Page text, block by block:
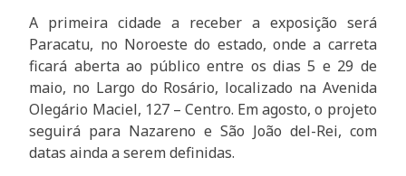
A primeira cidade a receber a exposição será
Paracatu, no Noroeste do estado, onde a carreta
ficará aberta ao público entre os dias 5 e 29 de
maio, no Largo do Rosário, localizado na Avenida
Olegário Maciel, 127 – Centro. Em agosto, o projeto
seguirá para Nazareno e São João del-Rei, com
datas ainda a serem definidas.